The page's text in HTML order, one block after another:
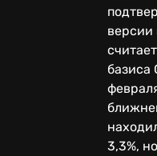
версии
базиса
3,3%,